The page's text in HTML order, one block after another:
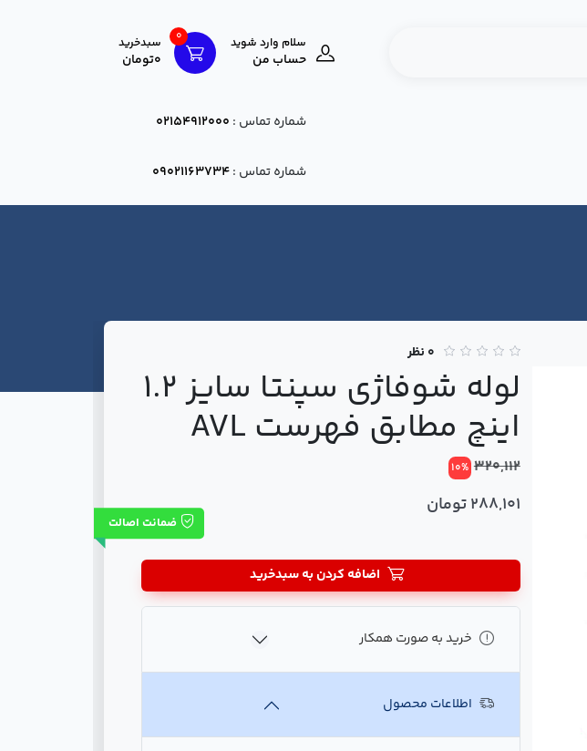
سلام وارد شوید
حساب من
0 سبدخرید
0تومان
شماره تماس : 02154912000
شماره تماس :09021163734
0 نظر
لوله شوفاژی سپنتا سایز 1.2
اینچ مطابق فهرست AVL
320,112
10%
288,101 تومان
ضمانت اصالت
اضافه کردن به سبدخرید
خرید به صورت همکار
اطلاعات محصول